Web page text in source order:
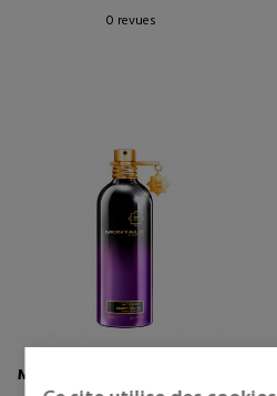
0 revues
MONTALE